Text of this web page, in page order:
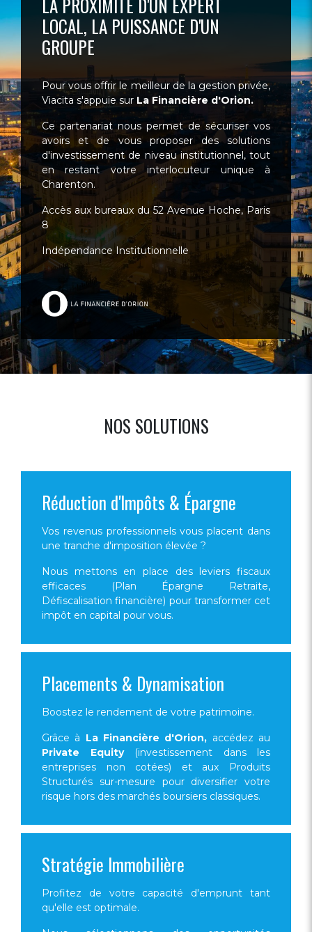
LOCAL, LA PUISSANCE D'UN
GROUPE
Pour vous offrir le meilleur de la gestion privée,
Viacita s'appuie sur La Financière d'Orion.
Ce partenariat nous permet de sécuriser vos
avoirs et de vous proposer des solutions
d'investissement de niveau institutionnel, tout
en restant votre interlocuteur unique à
Charenton.
Accès aux bureaux du 52 Avenue Hoche, Paris
8
Indépendance Institutionnelle
NOS SOLUTIONS
Réduction d'Impôts & Épargne
Vos revenus professionnels vous placent dans
une tranche d'imposition élevée ?
Nous mettons en place des leviers fiscaux
efficaces (Plan Épargne Retraite,
Défiscalisation financière) pour transformer cet
impôt en capital pour vous.
Placements & Dynamisation
Boostez le rendement de votre patrimoine.
Grâce à La Financière d'Orion, accédez au
Private Equity(investissement dans les
entreprises non cotées) et aux Produits
Structurés sur-mesure pour diversifier votre
risque hors des marchés boursiers classiques.
Stratégie Immobilière
Profitez de votre capacité d'emprunt tant
qu'elle est optimale.